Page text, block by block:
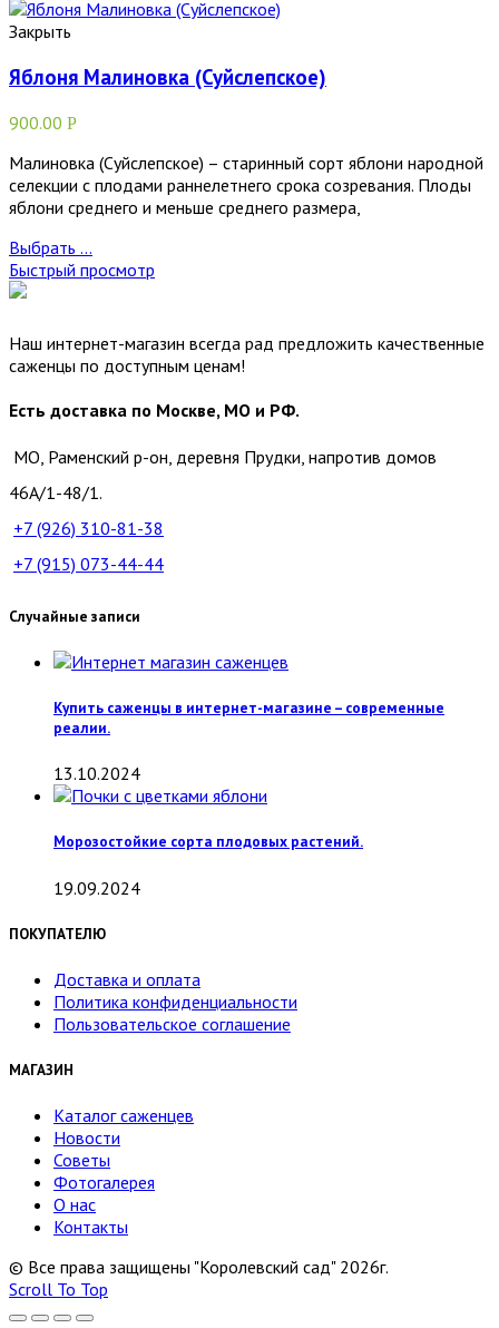
Закрыть
Яблоня Малиновка (Суйслепское)
900.00 Р
Малиновка (Суйслепское) – старинный сорт яблони народной
селекции с плодами раннелетнего срока созревания. Плоды
яблони среднего и меньше среднего размера,
Выбрать ...
Быстрый просмотр
Наш интернет-магазин всегда рад предложить качественные
саженцы по доступным ценам!
Есть доставка по Москве, МО и РФ.
МО, Раменский р-он, деревня Прудки, напротив домов
46А/1-48/1.
+7 (926) 310-81-38
+7 (915) 073-44-44
Случайные записи
Купить саженцы в интернет-магазине – современные
реалии.
13.10.2024
Морозостойкие сорта плодовых растений.
19.09.2024
ПОКУПАТЕЛЮ
Доставка и оплата
Политика конфиденциальности
Пользовательское соглашение
МАГАЗИН
Каталог саженцев
Новости
Советы
Фотогалерея
О нас
Контакты
© Все права защищены "Королевский сад" 2026г.
Scroll To Top